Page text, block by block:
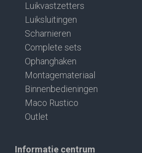
Luikvastzetters
Luiksluitingen
Scharnieren
Complete sets
Ophanghaken
Montagemateriaal
Binnenbedieningen
Maco Rustico
Outlet
Informatie centrum